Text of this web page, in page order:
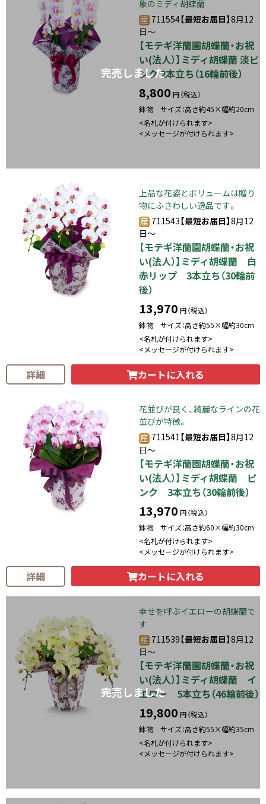
象のミディ胡蝶蘭
711554【最短お届日】8月12
日～
【モテギ洋蘭園胡蝶蘭・お祝
い(法人）】ミディ胡蝶蘭 淡ピ
ンク 2本立ち（16輪前後）
8,800 円（税込）
鉢物 サイズ：高さ約45×幅約20cm
<名札が付けられます>
<メッセージが付けられます>
完売しました
上品な花姿とボリュームは贈り
物にふさわしい逸品です。
711543【最短お届日】8月12
日～
【モテギ洋蘭園胡蝶蘭・お祝
い(法人）】ミディ胡蝶蘭 白
赤リップ 3本立ち（30輪前
後）
13,970 円（税込）
鉢物 サイズ：高さ約55×幅約30cm
<名札が付けられます>
<メッセージが付けられます>
詳細 カートに入れる
花並びが良く、綺麗なラインの花
並びが特徴。
711541【最短お届日】8月12
日～
【モテギ洋蘭園胡蝶蘭・お祝
い(法人）】ミディ胡蝶蘭 ピ
ンク 3本立ち（30輪前後）
13,970 円（税込）
鉢物 サイズ：高さ約60×幅約30cm
<名札が付けられます>
<メッセージが付けられます>
詳細 カートに入れる
幸せを呼ぶイエローの胡蝶蘭で
す
711539【最短お届日】8月12
日～
【モテギ洋蘭園胡蝶蘭・お祝
い(法人）】ミディ胡蝶蘭 イ
エロー 5本立ち（46輪前後）
19,800 円（税込）
鉢物 サイズ：高さ約55×幅約35cm
<名札が付けられます>
<メッセージが付けられます>
完売しました